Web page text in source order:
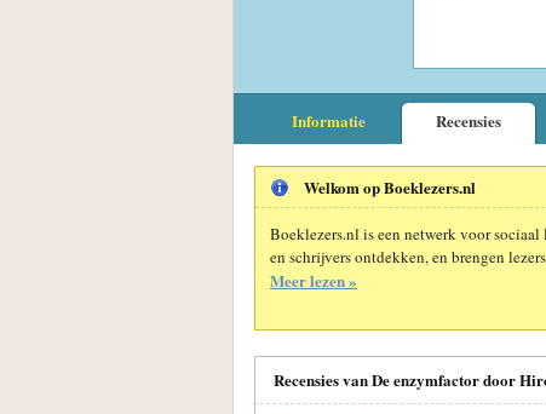
Informatie Recensies
Welkom op Boeklezers.nl
Boeklezers.nl is een netwerk voor
en schrijvers ontdekken, en brengen
Meer lezen »
Recensies van De enzymfactor door